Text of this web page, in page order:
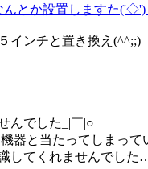
んとか設置しますた('◇')
インチと置き換え(^^;;)
んでした_|￣|○
器と当たってしまって
してくれませんでした…